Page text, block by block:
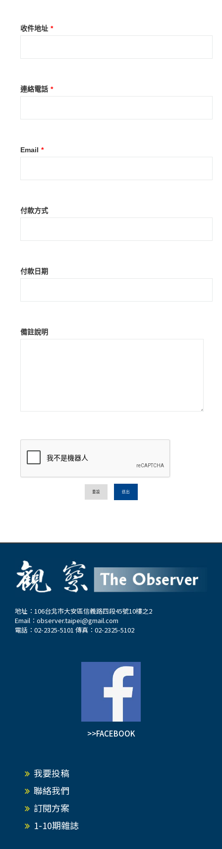
收件地址 *
連絡電話 *
Email *
付款方式
付款日期
備註說明
重設 送出
地址：106台北市大安區信義路四段45號10樓之2
Email： observer.taipei@gmail.com
電話：02-2325-5101 傳真：02-2325-5102
>>FACEBOOK
我要投稿
聯絡我們
訂閱方案
1-10期雜誌